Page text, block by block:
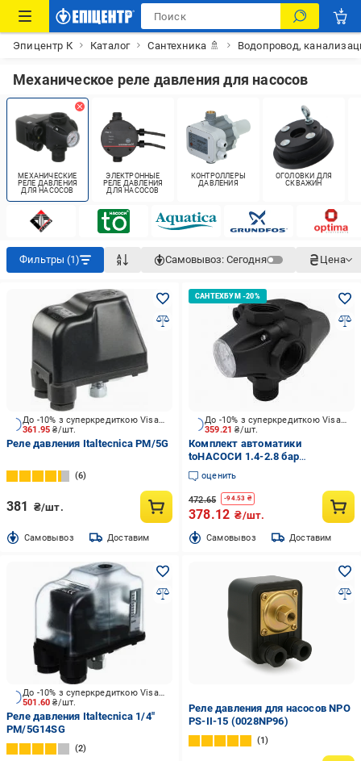
Эпицентр К Каталог Сантехника 🚿 Водопровод,
Механическое реле давления для насосов
МЕХАНИЧЕСКИЕ
РЕЛЕ ДАВЛЕНИЯ
ДЛЯ НАСОСОВ
ЭЛЕКТРОННЫЕ
РЕЛЕ ДАВЛЕНИЯ
ДЛЯ НАСОСОВ
КОНТРОЛЛЕРЫ
ДАВЛЕНИЯ
ОГОЛОВКИ ДЛЯ
СКВАЖИН
Фильтры (1) Самовывоз: Сегодня Цена
361.95₴/шт.
До -10% з суперкредиткою Visa Вигода
Реле давления Italtecnica PM/5G
6
381 ₴/шт.
Cамовывоз Доставим
359.21₴/шт.
До -10% з суперкредиткою Visa Вигода
Комплект автоматики
toНАСОСИ 1.4-2.8 бар
1"Fx1"Fx1"M (10.26.RS.PС-9C)
оценить
472.65 -94.53 ₴
378.12 ₴/шт.
Cамовывоз Доставим
501.60₴/шт.
До -10% з суперкредиткою Visa Вигода
Реле давления Italtecnica 1/4"
PM/5G14SG
2
Реле давления для насосов NPO
PS-II-15 (0028NP96)
1